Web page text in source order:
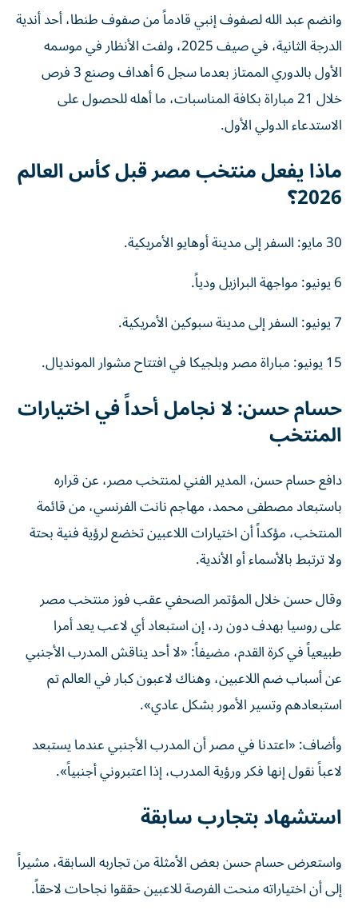
وانضم عبد الله لصفوف إنبي قادماً من صفوف طنطا، أحد أندية
الدرجة الثانية، في صيف 2025، ولفت الأنظار في موسمه
الأول بالدوري الممتاز بعدما سجل 6 أهداف وصنع 3 فرص
خلال 21 مباراة بكافة المناسبات، ما أهله للحصول على
الاستدعاء الدولي الأول.
ماذا يفعل منتخب مصر قبل كأس العالم
2026؟
30 مايو: السفر إلى مدينة أوهايو الأمريكية.
6 يونيو: مواجهة البرازيل ودياً.
7 يونيو: السفر إلى مدينة سبوكين الأمريكية.
15 يونيو: مباراة مصر وبلجيكا في افتتاح مشوار المونديال.
حسام حسن: لا نجامل أحداً في اختيارات
المنتخب
دافع حسام حسن، المدير الفني لمنتخب مصر، عن قراره
باستبعاد مصطفى محمد، مهاجم نانت الفرنسي، من قائمة
المنتخب، مؤكداً أن اختيارات اللاعبين تخضع لرؤية فنية بحتة
ولا ترتبط بالأسماء أو الأندية.
وقال حسن خلال المؤتمر الصحفي عقب فوز منتخب مصر
على روسيا بهدف دون رد، إن استبعاد أي لاعب يعد أمرا
طبيعياً في كرة القدم، مضيفاً: «لا أحد يناقش المدرب الأجنبي
عن أسباب ضم اللاعبين، وهناك لاعبون كبار في العالم تم
استبعادهم وتسير الأمور بشكل عادي».
وأضاف: «اعتدنا في مصر أن المدرب الأجنبي عندما يستبعد
لاعباً نقول إنها فكر ورؤية المدرب، إذا اعتبروني أجنبياً».
استشهاد بتجارب سابقة
واستعرض حسام حسن بعض الأمثلة من تجاربه السابقة، مشيراً
إلى أن اختياراته منحت الفرصة للاعبين حققوا نجاحات لاحقاً.